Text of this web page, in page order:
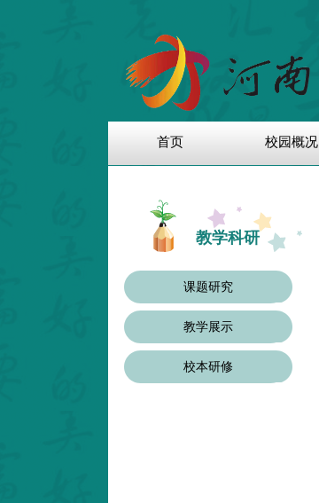
首页 校园概况
教学科研
课题研究
教学展示
校本研修